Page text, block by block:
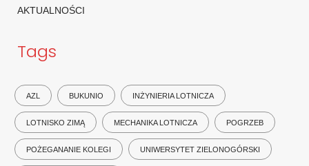
AKTUALNOŚCI
Tags
AZL BUKUNIO INŻYNIERIA LOTNICZA
LOTNISKO ZIMĄ MECHANIKA LOTNICZA POGRZEB
POŻEGANANIE KOLEGI UNIWERSYTET ZIELONOGÓRSKI